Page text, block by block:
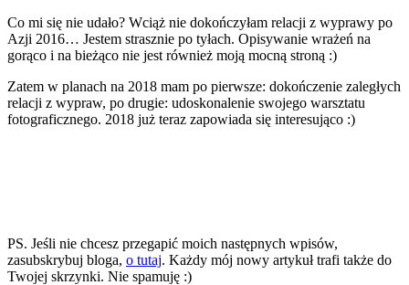
Co mi się nie udało? Wciąż nie dokończyłam relacji z wyprawy po
Azji 2016… Jestem strasznie po tyłach. Opisywanie wrażeń na
gorąco i na bieżąco nie jest również moją mocną stroną :)
Zatem w planach na 2018 mam po pierwsze: dokończenie zaległych
relacji z wypraw, po drugie: udoskonalenie swojego warsztatu
fotograficznego. 2018 już teraz zapowiada się interesująco :)
PS. Jeśli nie chcesz przegapić moich następnych wpisów,
zasubskrybuj bloga, o tutaj. Każdy mój nowy artykuł trafi także do
Twojej skrzynki. Nie spamuję :)